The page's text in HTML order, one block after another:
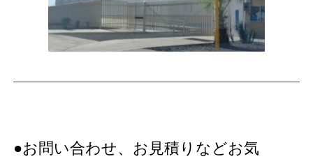
●お問い合わせ、お見積りなどお気